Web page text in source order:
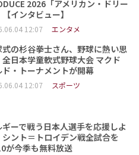
2026「アメリカン・ドリー
インタビュー】
12:07 エンタメ
式の杉谷拳士さん、野球に熱い思
日本学童軟式野球大会 マクド
ド・トーナメントが開幕
12:07 スポーツ
ーで戦う日本人選手を応援しよ
ント＝トロイデン戦全試合を
が今季も無料放送